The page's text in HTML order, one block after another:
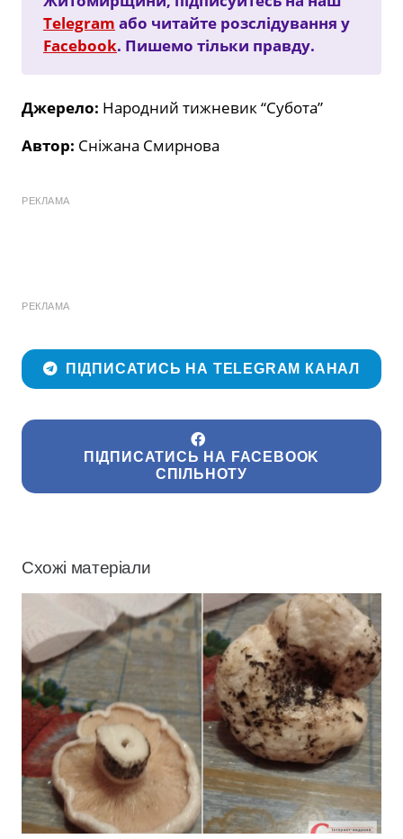
Telegram або читайте розслідування у
Facebook. Пишемо тільки правду.
Джерело: Народний тижневик “Субота”
Автор: Сніжана Смирнова
РЕКЛАМА
РЕКЛАМА
ПІДПИСАТИСЬ НА TELEGRAM КАНАЛ
ПІДПИСАТИСЬ НА FACEBOOK
СПІЛЬНОТУ
Схожі матеріали